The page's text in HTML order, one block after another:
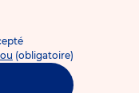
(obligatoire)